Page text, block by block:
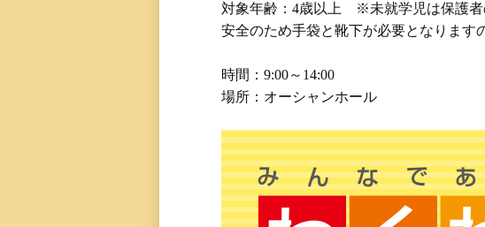
対象年齢：4歳以上 ※未就学児は保護者
安全のため手袋と靴下が必要となります
時間：9:00～14:00
場所：オーシャンホール